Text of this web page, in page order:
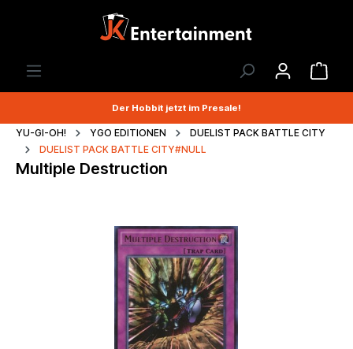
Der Hobbit jetzt im Presale!
YU-GI-OH! YGO EDITIONEN
DUELIST PACK BATTLE CITY
DUELIST PACK BATTLE CITY#NULL
Multiple Destruction